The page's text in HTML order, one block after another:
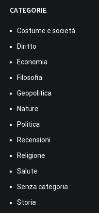
CATEGORIE
Costume e società
Diritto
Economia
Filosofia
Geopolitica
Nature
Politica
Recensioni
Religione
Salute
Senza categoria
Storia